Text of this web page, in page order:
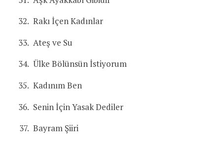
Rakı İçen Kadınlar
Ateş ve Su
Ülke Bölünsün İstiyorum
Kadınım Ben
Senin İçin Yasak Dediler
Bayram Şiiri